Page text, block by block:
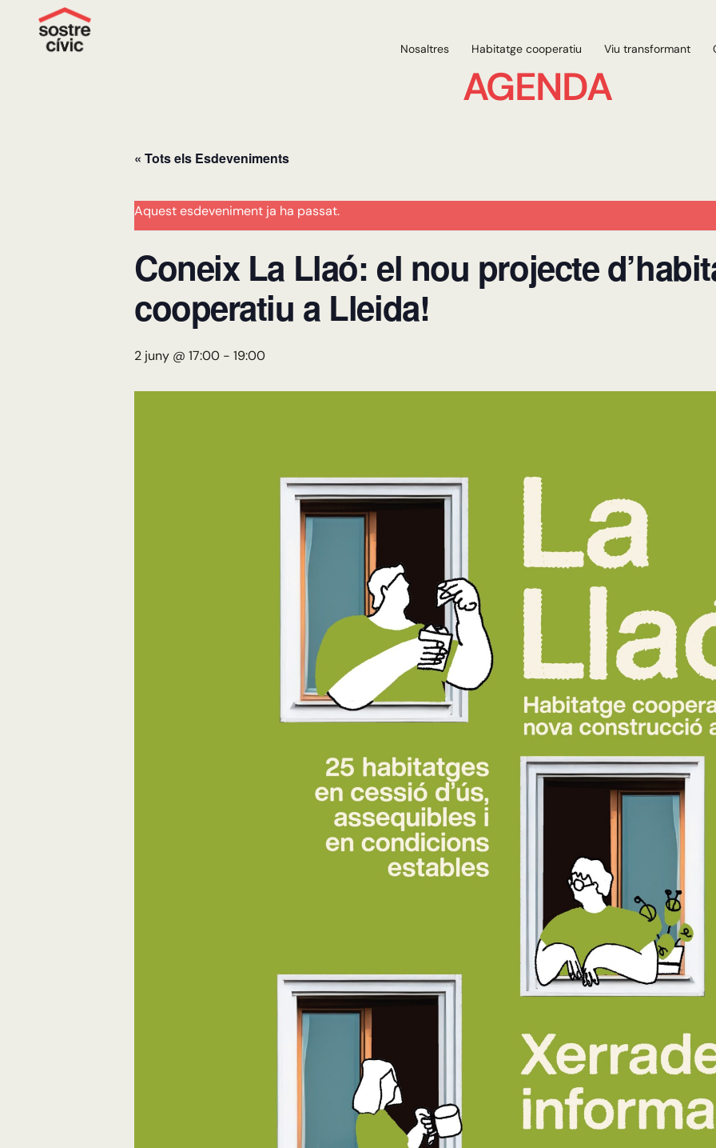
Nosaltres Habitatge cooperatiu Viu transformant
AGENDA
« Tots els Esdeveniments
Aquest esdeveniment ja ha passat.
Coneix La Llaó: el nou projecte
cooperatiu a Lleida!
2 juny @ 17:00 - 19:00